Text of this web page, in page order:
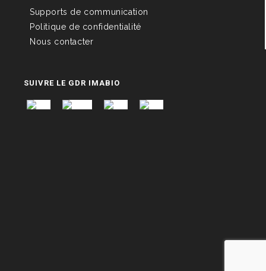
Supports de communication
Politique de confidentialité
Nous contacter
SUIVRE LE GDR IMABIO